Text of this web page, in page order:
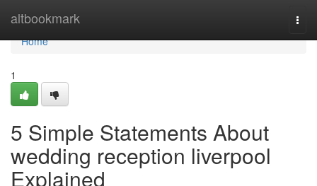
altbookmark
Home
Home
1
5 Simple Statements About
wedding reception liverpool
Explained